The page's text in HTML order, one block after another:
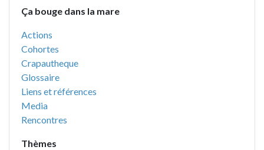
Ça bouge dans la mare
Actions
Cohortes
Crapautheque
Glossaire
Liens et références
Media
Rencontres
Thèmes